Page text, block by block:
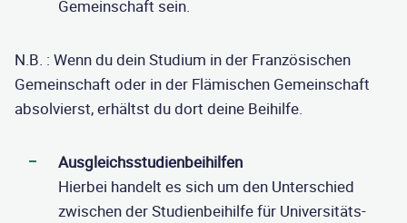
Gemeinschaft sein.
N.B. : Wenn du dein Studium in der Französischen
Gemeinschaft oder in der Flämischen Gemeinschaft
absolvierst, erhältst du dort deine Beihilfe.
Ausgleichsstudienbeihilfen
Hierbei handelt es sich um den Unterschied
zwischen der Studienbeihilfe für Universitäts-